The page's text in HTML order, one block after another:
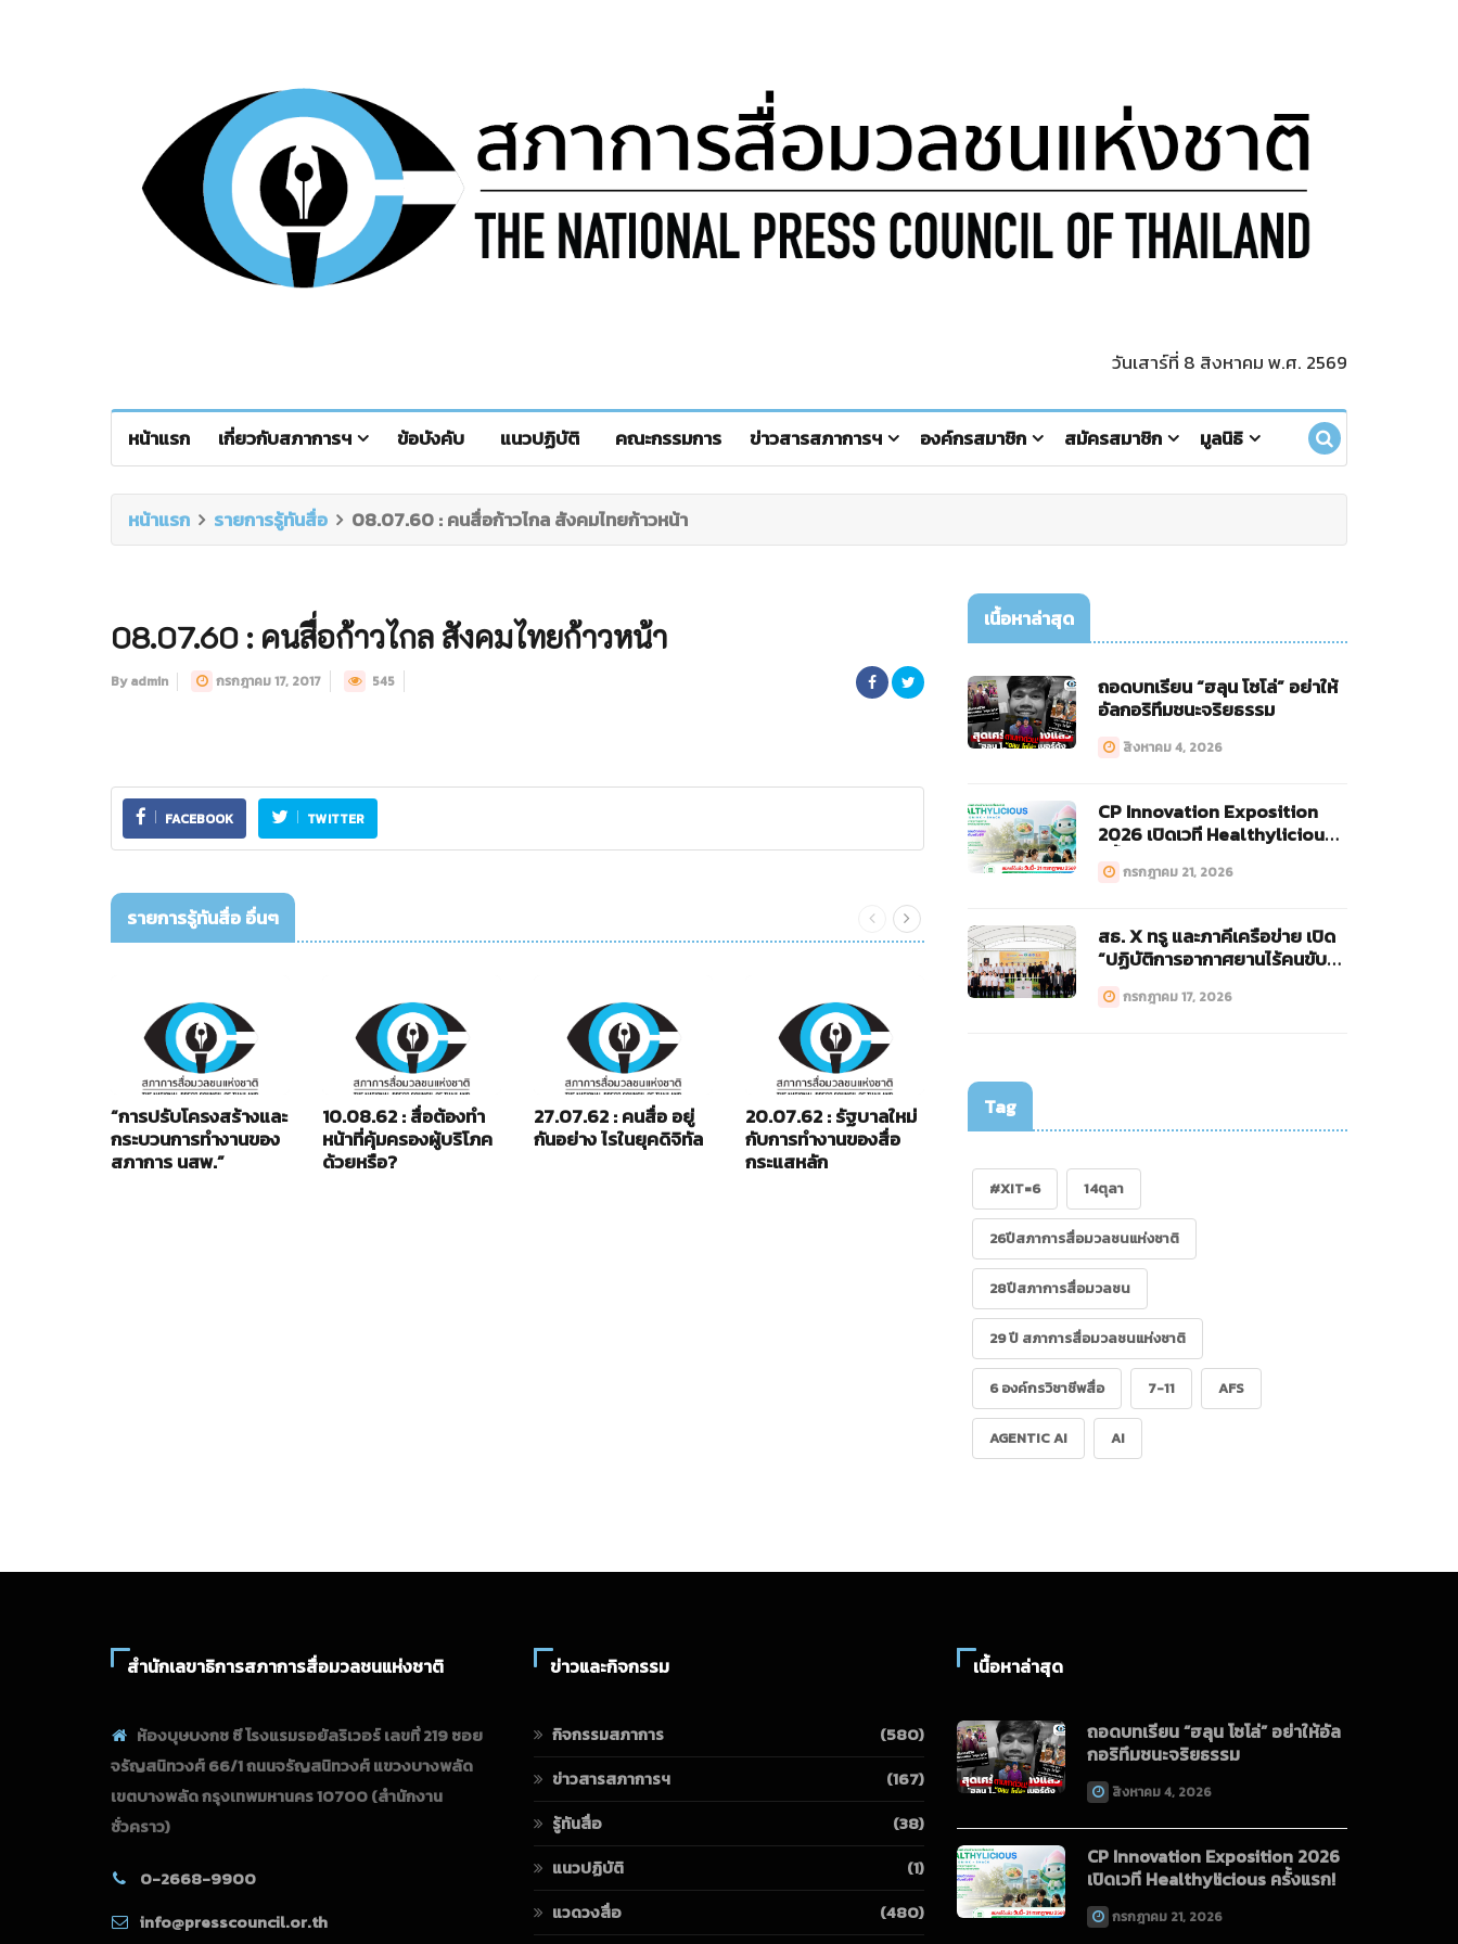
วันเสาร์ที่ 8 สิงหาคม พ.ศ. 2569
หน้าแรก เกี่ยวกับสภาการฯ ข้อบังคับ แนวปฏิบัติ คณะกรรมการ ข่าวสารสภาการฯ องค์กรสมาชิก สมัครสมาชิก มูลนิธิ
หน้าแรก รายการรู้ทันสื่อ 08.07.60 : คนสื่อก้าวไกล สังคมไทยก้าวหน้า
08.07.60 : คนสื่อก้าวไกล สังคมไทยก้าวหน้า
By admin กรกฎาคม 17, 2017 545
FACEBOOK TWITTER
รายการรู้ทันสื่อ อื่นๆ
“การปรับโครงสร้างและ
กระบวนการทำงานของ
สภาการ นสพ.”
10.08.62 : สื่อต้องทำ
หน้าที่คุ้มครองผู้บริโภค
ด้วยหรือ?
27.07.62 : คนสื่อ อยู่
กันอย่าง ไรในยุคดิจิทัล
20.07.62 : รัฐบาลใหม่
กับการทำงานของสื่อ
กระแสหลัก
13.07.62 : คนสื่อเป็น
เถ้าแก่ได้ ถ้ามีข้อมูลมาก
พอ
เนื้อหาล่าสุด
ถอดบทเรียน “ฮลุน โซโล่” อย่าให้
อัลกอริทึมชนะจริยธรรม
สิงหาคม 4, 2026
CP Innovation Exposition
2026 เปิดเวที Healthylicious
กรกฎาคม 21, 2026
สธ. X ทรู และภาคีเครือข่าย เปิด
“ปฏิบัติการอากาศยานไร้คนขับ
กรกฎาคม 17, 2026
Tag
#XIT=6 14ตุลา
26ปีสภาการสื่อมวลชนแห่งชาติ
28ปีสภาการสื่อมวลชน
29 ปี สภาการสื่อมวลชนแห่งชาติ
6 องค์กรวิชาชีพสื่อ 7-11 AFS
AGENTIC AI AI
สำนักเลขาธิการสภาการสื่อมวลชนแห่งชาติ
ห้องบุษบงกช ซี โรงแรมรอยัลริเวอร์ เลขที่ 219 ซอย
จรัญสนิทวงศ์ 66/1 ถนนจรัญสนิทวงศ์ แขวงบางพลัด
เขตบางพลัด กรุงเทพมหานคร 10700(สำนักงาน
ชั่วคราว)
0-2668-9900
info@presscouncil.or.th
ข่าวและกิจกรรม
กิจกรรมสภาการ
(580)
ข่าวสารสภาการฯ
(167)
รู้ทันสื่อ
(38)
แนวปฏิบัติ
(1)
แวดวงสื่อ
(480)
เนื้อหาล่าสุด
ถอดบทเรียน “ฮลุน โซโล่” อย่าให้อัล
กอริทึมชนะจริยธรรม
สิงหาคม 4, 2026
CP Innovation Exposition 2026
เปิดเวที Healthylicious ครั้งแรก!
กรกฎาคม 21, 2026